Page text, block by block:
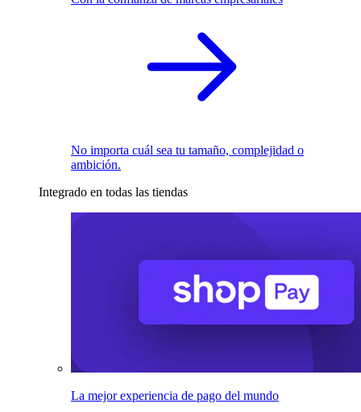
No importa cuál sea tu tamaño, complejidad o
ambición.
Integrado en todas las tiendas
La mejor experiencia de pago del mundo